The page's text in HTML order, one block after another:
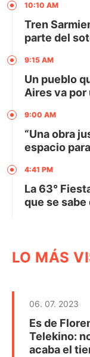
10:10 AM
Tren
parte del
9:15 AM
Un pueblo
Aires va por
9:00 AM
“Una obra
espacio
4:41 PM
La 63°
que se
LO MÁS
06. 07. 2023
Es de
Telekino:
acaba el